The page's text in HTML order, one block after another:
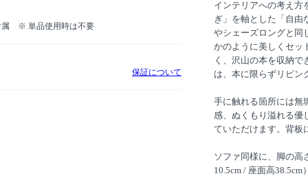
インテリアへの考え方
ぎ」を軸とした「自由
やシェーズロングと同
かのように美しくセッ
く、沢山の本を収納
は、本に限らずリビン
手に触れる箇所には無
感、ぬくもり溢れる優
ていただけます。背板
ソファ同様に、脚の高
10.5cm / 座面高
属 ※ 単品使用時は不要
保証について